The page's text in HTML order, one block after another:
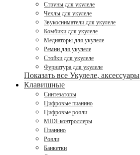
Струны для укулеле
Чехлы для укулеле
Звукосниматели для укулеле
Комбики для укулеле
Медиаторы для укулеле
Ремни для укулеле
Стойки для укулеле
Фурнитура для укулеле
Показать все Укулеле, аксессуары
Клавишные
Синтезаторы
Цифровые пианино
Цифровые рояли
MIDI-контроллеры
Пианино
Рояли
Банкетки